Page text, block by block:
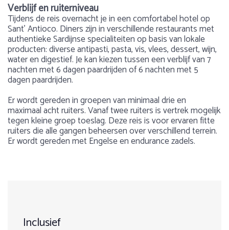
Verblijf en ruiterniveau
Tijdens de reis overnacht je in een comfortabel hotel op
Sant’ Antioco. Diners zijn in verschillende restaurants met
authentieke Sardijnse specialiteiten op basis van lokale
producten: diverse antipasti, pasta, vis, vlees, dessert, wijn,
water en digestief. Je kan kiezen tussen een verblijf van 7
nachten met 6 dagen paardrijden of 6 nachten met 5
dagen paardrijden.
Er wordt gereden in groepen van minimaal drie en
maximaal acht ruiters. Vanaf twee ruiters is vertrek mogelijk
tegen kleine groep toeslag. Deze reis is voor ervaren fitte
ruiters die alle gangen beheersen over verschillend terrein.
Er wordt gereden met Engelse en endurance zadels.
Aankomst op het vliegveld en verzameltransfer naar het
planten groeien die tegen de hitte kunnen. Langs de kust
bevinden zich veel parasoldennen, palmbomen en
Inclusief